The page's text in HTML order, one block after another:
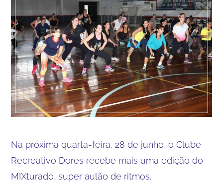
Na próxima quarta-feira, 28 de junho, o Clube
Recreativo Dores recebe mais uma edição do
MIXturado, super aulão de ritmos.